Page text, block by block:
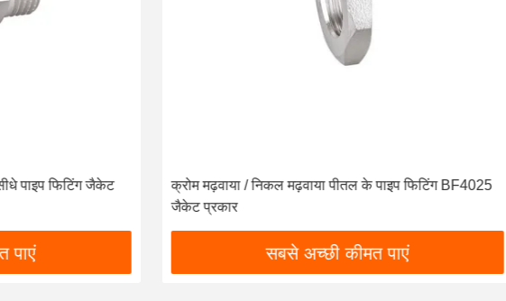
पाइप फिटिंग जैकेट
पाएं
क्रोम मढ़वाया / निकल मढ़वाया पीतल के पाइप फिटिंग BF4025
जैकेट प्रकार
सबसे अच्छी कीमत पाएं